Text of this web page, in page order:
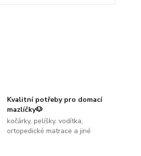
Kvalitní potřeby pro domací
mazlíčky🐶
kočárky, pelíšky, vodítka,
ortopedické matrace a jiné